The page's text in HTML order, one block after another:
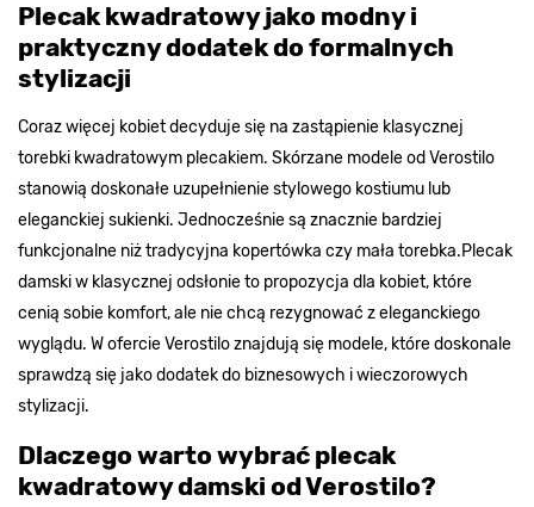
Plecak kwadratowy jako modny i
praktyczny dodatek do formalnych
stylizacji
Coraz więcej kobiet decyduje się na zastąpienie klasycznej
torebki kwadratowym plecakiem. Skórzane modele od Verostilo
stanowią doskonałe uzupełnienie stylowego kostiumu lub
eleganckiej sukienki. Jednocześnie są znacznie bardziej
funkcjonalne niż tradycyjna kopertówka czy mała torebka.Plecak
damski w klasycznej odsłonie to propozycja dla kobiet, które
cenią sobie komfort, ale nie chcą rezygnować z eleganckiego
wyglądu. W ofercie Verostilo znajdują się modele, które doskonale
sprawdzą się jako dodatek do biznesowych i wieczorowych
stylizacji.
Dlaczego warto wybrać plecak
kwadratowy damski od Verostilo?